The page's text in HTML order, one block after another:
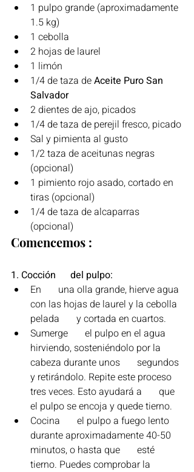
1 pulpo grande (aproximadamente
1.5 kg)
1 cebolla
2 hojas de laurel
1 limón
1/4 de taza de Aceite Puro San
Salvador
2 dientes de ajo, picados
1/4 de taza de perejil fresco, picado
Sal y pimienta al gusto
1/2 taza de aceitunas negras
(opcional)
1 pimiento rojo asado, cortado en
tiras (opcional)
1/4 de taza de alcaparras
(opcional)
Comencemos :
1. Cocción      del pulpo:
En       una olla grande, hierve agua
con las hojas de laurel y la cebolla
pelada       y cortada en cuartos.
Sumerge       el pulpo en el agua
hirviendo, sosteniéndolo por la
cabeza durante unos       segundos
y retirándolo. Repite este proceso
tres veces. Esto ayudará a       que
el pulpo se encoja y quede tierno.
Cocina       el pulpo a fuego lento
durante aproximadamente 40-50
minutos, o hasta que       esté
tierno. Puedes comprobar la